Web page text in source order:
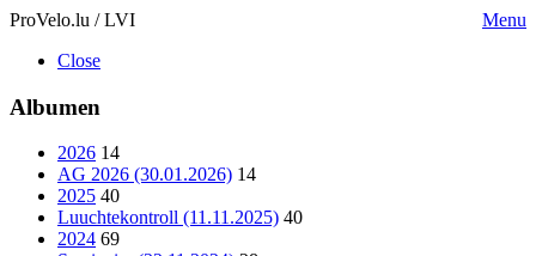
ProVelo.lu / LVI
Menu
Close
Albumen
2026 14
AG 2026 (30.01.2026) 14
2025 40
Luuchtekontroll (11.11.2025) 40
2024 69